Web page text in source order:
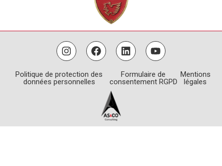
Politique de protection des
données personnelles
Formulaire de
consentement RGPD
Mentions
légales